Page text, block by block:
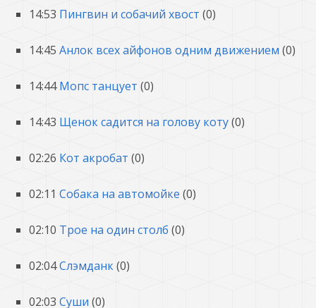
14:53 Пингвин и собачий хвост (0)
14:45 Анлок всех айфонов одним движением (0)
14:44 Мопс танцует (0)
14:43 Щенок садится на голову коту(0)
02:26 Кот акробат (0)
02:11 Собака на автомойке (0)
02:10 Трое на один столб (0)
02:04Слэмданк(0)
02:03 Суши (0)